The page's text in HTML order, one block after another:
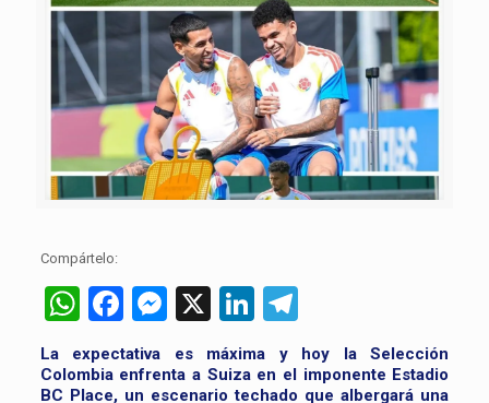
Compártelo:
WhatsApp
Facebook
Messenger
X LinkedIn
Telegram
La expectativa es máxima y hoy la Selección
Colombia enfrenta a Suiza en el imponente Estadio
BC Place, un escenario techado que albergará una